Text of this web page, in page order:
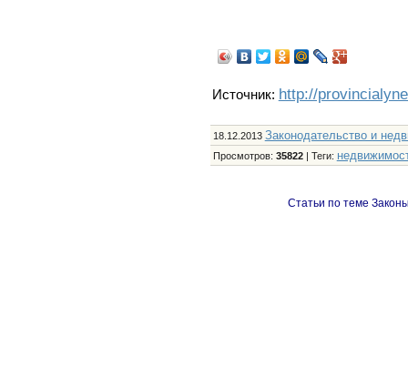
Источник: http://
18.12.2013 Законодательство и
Просмотров: 35822| Теги:
Статьи по теме